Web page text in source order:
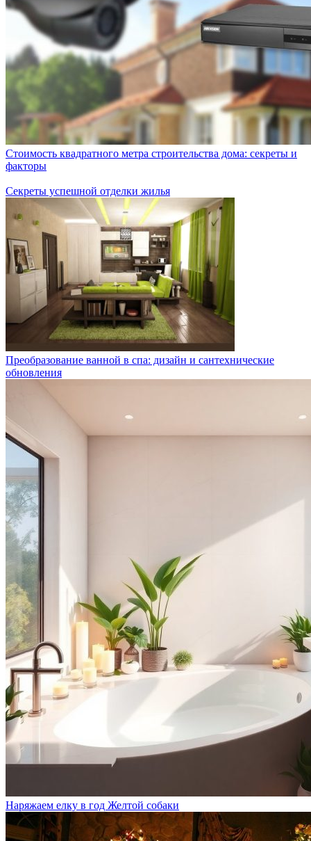
Стоимость квадратного метра строительства дома: секреты и
факторы
Секреты успешной отделки жилья
Преобразование ванной в спа: дизайн и сантехнические
обновления
Наряжаем елку в год Желтой собаки